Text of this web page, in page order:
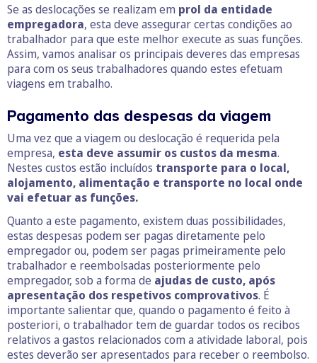
Se as deslocações se realizam em prol da entidade
empregadora, esta deve assegurar certas condições ao
trabalhador para que este melhor execute as suas funções.
Assim, vamos analisar os principais deveres das empresas
para com os seus trabalhadores quando estes efetuam
viagens em trabalho.
Pagamento das despesas da viagem
Uma vez que a viagem ou deslocação é requerida pela
empresa, esta deve assumir os custos da mesma.
Nestes custos estão incluídos transporte para o local,
alojamento, alimentação e transporte no local onde
vai efetuar as funções.
Quanto a este pagamento, existem duas possibilidades,
estas despesas podem ser pagas diretamente pelo
empregador ou, podem ser pagas primeiramente pelo
trabalhador e reembolsadas posteriormente pelo
empregador, sob a forma de ajudas de custo, após
apresentação dos respetivos comprovativos. É
importante salientar que, quando o pagamento é feito à
posteriori, o trabalhador tem de guardar todos os recibos
relativos a gastos relacionados com a atividade laboral, pois
estes deverão ser apresentados para receber o reembolso.